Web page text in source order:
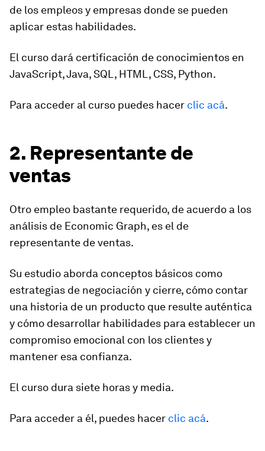
de los empleos y empresas donde se pueden
aplicar estas habilidades.
El curso dará certificación de conocimientos en
JavaScript, Java, SQL, HTML, CSS, Python.
Para acceder al curso puedes hacer clic acá.
2. Representante de
ventas
Otro empleo bastante requerido, de acuerdo a los
análisis de Economic Graph, es el de
representante de ventas.
Su estudio aborda conceptos básicos como
estrategias de negociación y cierre, cómo contar
una historia de un producto que resulte auténtica
y cómo desarrollar habilidades para establecer un
compromiso emocional con los clientes y
mantener esa confianza.
El curso dura siete horas y media.
Para acceder a él, puedes hacer clic acá.